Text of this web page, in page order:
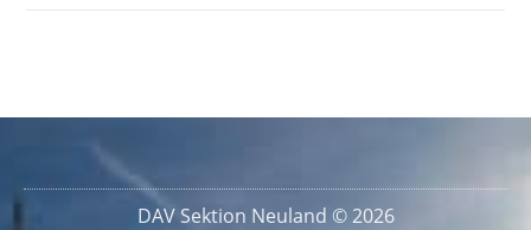
DAV Sektion Neuland © 2026